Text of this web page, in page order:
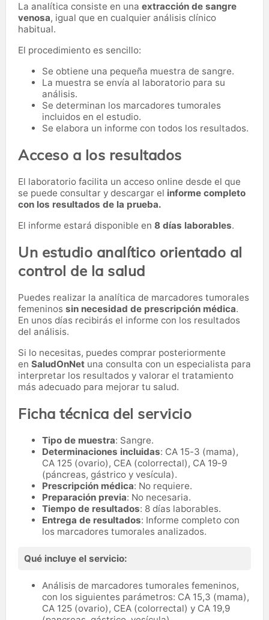
La analítica consiste en una extracción de sangre
venosa, igual que en cualquier análisis clínico
habitual.
El procedimiento es sencillo:
Se obtiene una pequeña muestra de sangre.
La muestra se envía al laboratorio para su
análisis.
Se determinan los marcadores tumorales
incluidos en el estudio.
Se elabora un informe con todos los resultados.
Acceso a los resultados
El laboratorio facilita un acceso online desde el que
se puede consultar y descargar el informe completo
con los resultados de la prueba.
El informe estará disponible en 8 días laborables.
Un estudio analítico orientado al
control de la salud
Puedes realizar la analítica de marcadores tumorales
femeninos sin necesidad de prescripción médica.
En unos días recibirás el informe con los resultados
del análisis.
Si lo necesitas, puedes comprar posteriormente
en SaludOnNet una consulta con un especialista para
interpretar los resultados y valorar el tratamiento
más adecuado para mejorar tu salud.
Ficha técnica del servicio
Tipo de muestra: Sangre.
Determinaciones incluidas: CA 15-3 (mama),
CA 125 (ovario), CEA (colorrectal), CA 19-9
(páncreas, gástrico y vesícula).
Prescripción médica: No requiere.
Preparación previa: No necesaria.
Tiempo de resultados: 8 días laborables.
Entrega de resultados: Informe completo con
los marcadores tumorales analizados.
Qué incluye el servicio:
Análisis de marcadores tumorales femeninos,
con los siguientes parámetros: CA 15,3 (mama),
CA 125 (ovario), CEA (colorrectal) y CA 19,9